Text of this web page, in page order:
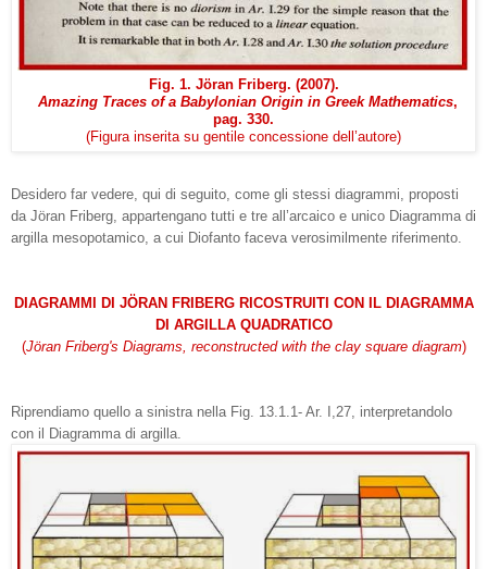
Fig. 1. Jöran Friberg. (2007).
Amazing Traces of a Babylonian Origin in Greek Mathematics,
pag. 330.
(Figura inserita su gentile concessione dell’autore)
Desidero far vedere, qui di seguito, come gli stessi diagrammi, proposti
da Jöran Friberg, appartengano tutti e tre all’arcaico e unico Diagramma di
argilla mesopotamico, a cui Diofanto faceva verosimilmente riferimento.
DIAGRAMMI DI JÖRAN FRIBERG RICOSTRUITI CON IL DIAGRAMMA
DI ARGILLA QUADRATICO
(Jöran Friberg's Diagrams, reconstructed with the clay square diagram)
Riprendiamo quello a sinistra nella Fig. 13.1.1- Ar. I,27, interpretandolo
con il Diagramma di argilla.